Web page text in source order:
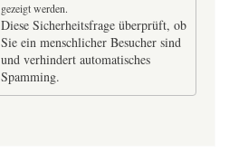
gezeigt werden.
Diese Sicherheitsfrage überprüft, ob
Sie ein menschlicher Besucher sind
und verhindert automatisches
Spamming.